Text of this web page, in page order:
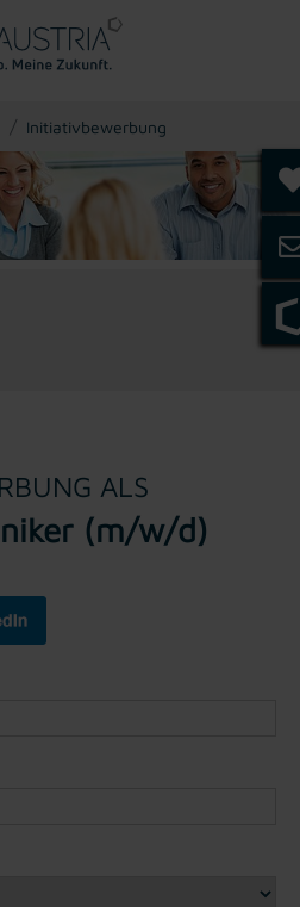
Initiativbewerbung
ALS
(m/w/d)